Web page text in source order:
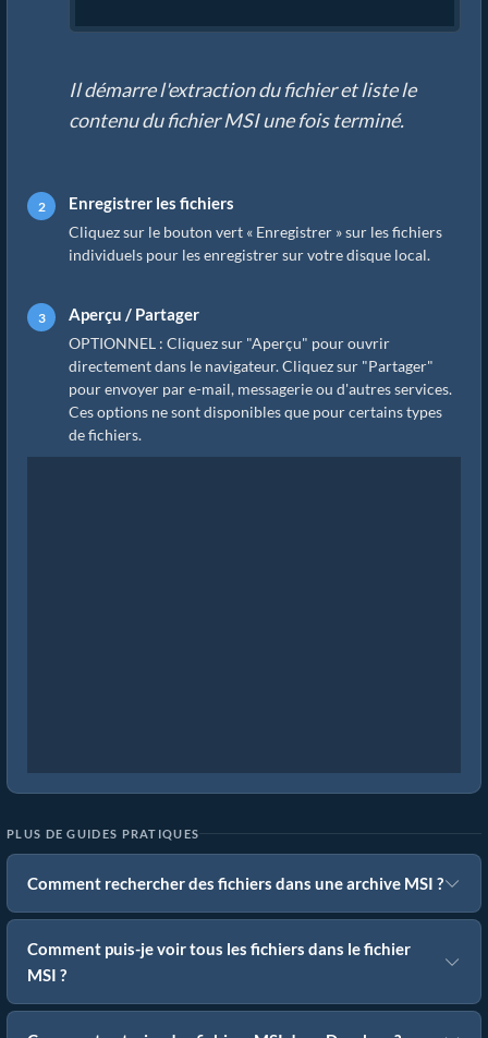
Il démarre l'extraction du fichier et liste le
contenu du fichier MSI une fois terminé.
Enregistrer les fichiers
Cliquez sur le bouton vert « Enregistrer » sur les fichiers
individuels pour les enregistrer sur votre disque local.
Aperçu / Partager
OPTIONNEL : Cliquez sur "Aperçu" pour ouvrir
directement dans le navigateur. Cliquez sur "Partager"
pour envoyer par e-mail, messagerie ou d'autres services.
Ces options ne sont disponibles que pour certains types
de fichiers.
PLUS DE GUIDES PRATIQUES
Comment rechercher des fichiers dans une archive MSI ?
Comment puis-je voir tous les fichiers dans le fichier
MSI ?